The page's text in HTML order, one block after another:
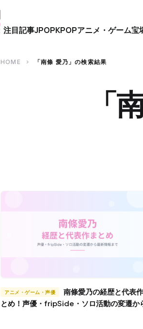
close
注目記事JPOPKPOPアニメ・ゲーム宝
HOME chevron_right 「南條 愛乃」の検索結果
「
アニメ・ゲーム・声優
とめ！声優・fripSide・ソロ活動の変遷か